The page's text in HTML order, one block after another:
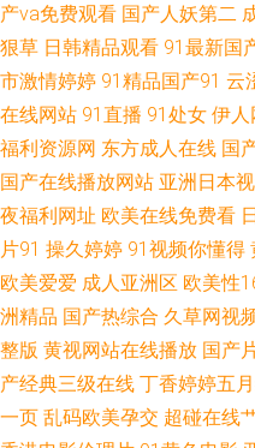
花婷婷 日韩AV大桥网站 91妻激情
色 天美传媒不卡AV 草莓视频入口
线 熟女久草 97视频国产 国产午夜
产精品迷奸 人人操人人肏 91com
无码观 av资源网站搜索 狼人综合
直播 欧美射精 伊人超碰大香蕉 超
产va免费观看 国产人妖第二
狠草 日韩精品观看 91最新国
市激情婷婷 91精品国产91 云
在线网站 91直播 91处女 伊人
福利资源网 东方成人在线 国
国产在线播放网站 亚洲日本
夜福利网址 欧美在线免费看
片91 操久婷婷 91视频你懂得
欧美爱爱 成人亚洲区 欧美性
洲精品 国产热综合 久草网视
整版 黄视网站在线播放 国产
产经典三级在线 丁香婷婷五
一页 乱码欧美孕交 超碰在线